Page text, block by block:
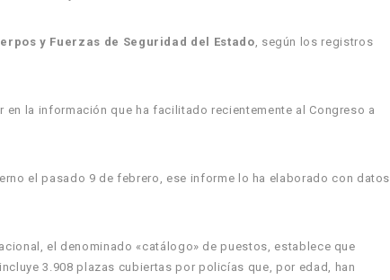
y Fuerzas de Seguridad del Estado, según los registros
la información que ha facilitado recientemente al Congreso a
el pasado 9 de febrero, ese informe lo ha elaborado con datos
el denominado «catálogo» de puestos, establece que
3.908 plazas cubiertas por policías que, por edad, han